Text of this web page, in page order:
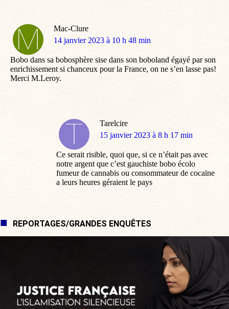
Mac-Clure
dit
14 janvier 2023 à 10 h 48 min
Bobo dans sa bobosphère sise dans son boboland égayé par son
enrichissement si chanceux pour la France, on ne s’en lasse pas!
Merci M.Leroy.
Tarelcire
dit
15 janvier 2023 à 8 h 17 min
Ce serait risible, quoi que, si ce n’était pas avec
notre argent que c’est gauchiste bobo écolo
fumeur de cannabis ou consommateur de cocaïne
a leurs heures géraient le pays
REPORTAGES/GRANDES ENQUÊTES